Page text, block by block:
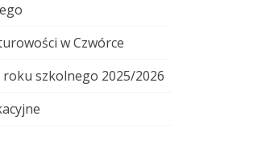
w Czwórce
roku szkolnego 2025/2026